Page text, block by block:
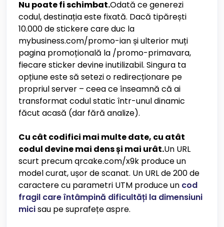
Nu poate fi schimbat.Odată ce generezi
codul, destinația este fixată. Dacă tipărești
10.000 de stickere care duc la
mybusiness.com/promo-ian și ulterior muți
pagina promoțională la /promo-primavara,
fiecare sticker devine inutilizabil. Singura ta
opțiune este să setezi o redirecționare pe
propriul server – ceea ce înseamnă că ai
transformat codul static într-unul dinamic
făcut acasă (dar fără analize).
Cu cât codifici mai multe date, cu atât
codul devine mai dens și mai urât.Un URL
scurt precum qrcake.com/x9k produce un
model curat, ușor de scanat. Un URL de 200 de
caractere cu parametri UTM produce un cod
fragil care întâmpină dificultăți la dimensiuni
micisau pe suprafețe aspre.